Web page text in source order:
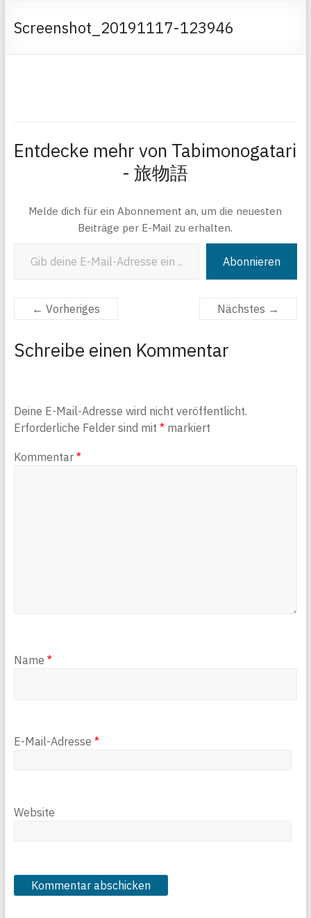
Screenshot_20191117-123946
Entdecke mehr von Tabimonogatari
- 旅物語
Melde dich für ein Abonnement an, um die neuesten
Beiträge per E-Mail zu erhalten.
Abonnieren
← Vorheriges Nächstes →
Schreibe einen Kommentar
Deine E-Mail-Adresse wird nicht veröffentlicht.
Erforderliche Felder sind mit *markiert
Kommentar *
Name *
E-Mail-Adresse *
Website